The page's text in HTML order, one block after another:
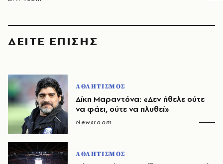
ΔΕΙΤΕ ΕΠΙΣΗΣ
ΑΘΛΗΤΙΣΜΟΣ
Δίκη Μαραντόνα: «Δεν ήθελε ούτε
να φάει, ούτε να πλυθεί»
Newsroom
ΑΘΛΗΤΙΣΜΟΣ